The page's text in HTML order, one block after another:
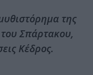
της
Σπάρτακου,
Κέδρος.